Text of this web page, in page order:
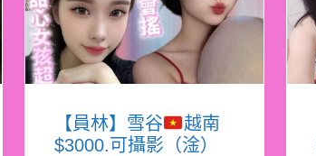
【員林】雪谷
越南
$3000.可攝影（淦）